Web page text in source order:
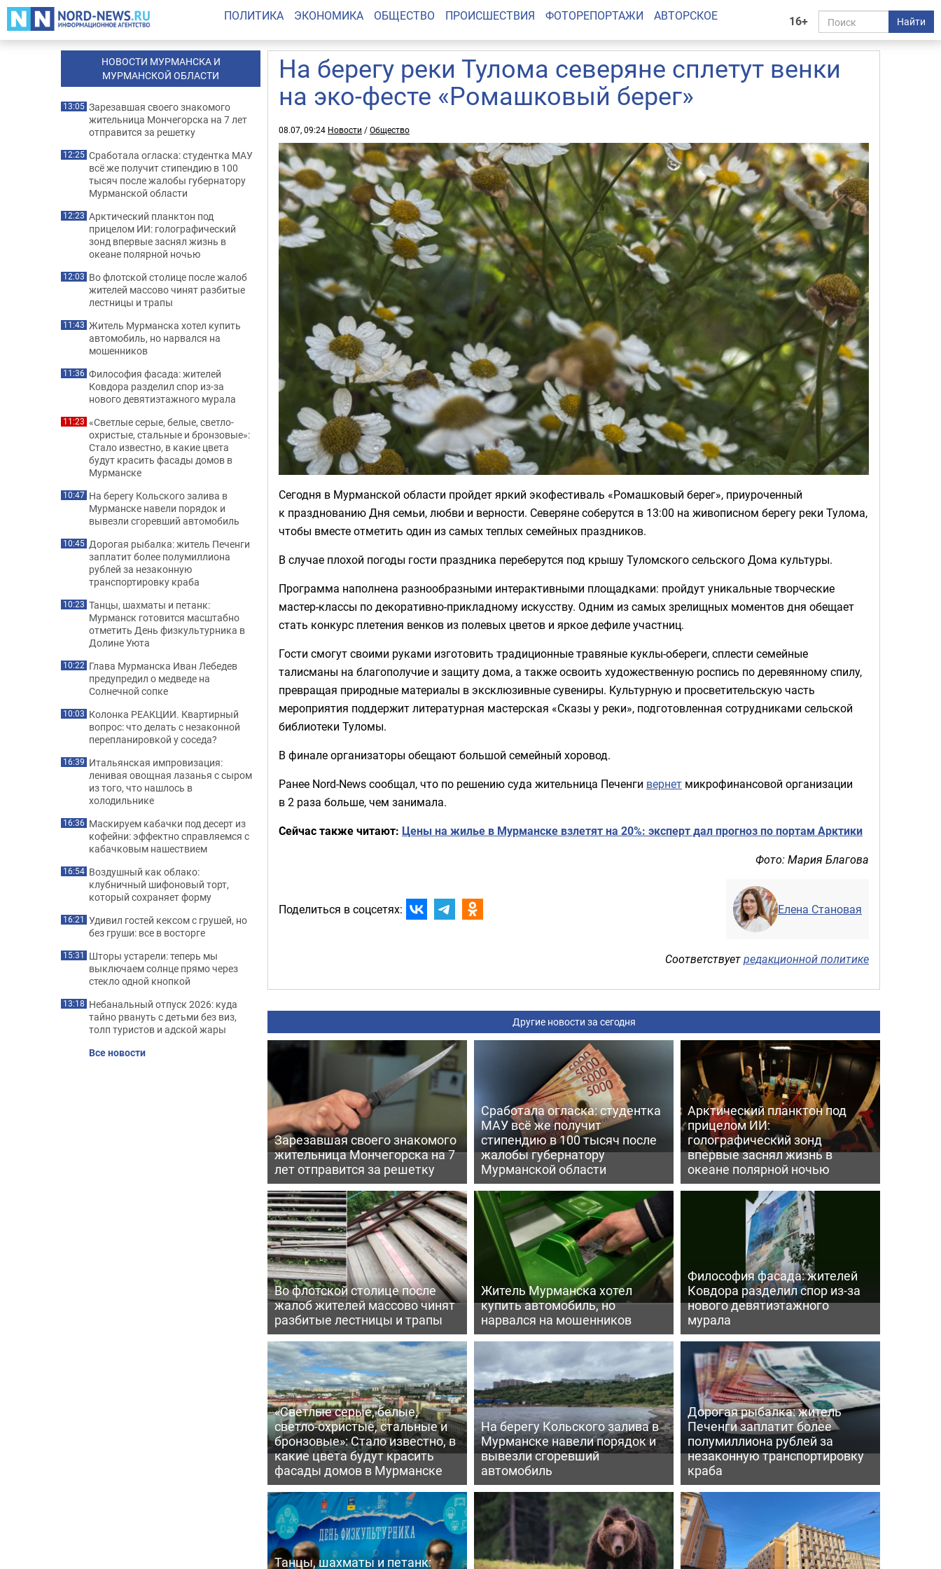
16+ Найти
ПОЛИТИКА ЭКОНОМИКА ОБЩЕСТВО ПРОИСШЕСТВИЯ ФОТОРЕПОРТАЖИ АВТОРСКОЕ
На берегу реки Тулома северяне сплетут венки
на эко-фесте «Ромашковый берег»
08.07, 09:24 Новости /Общество
Сегодня в Мурманской области пройдет яркий экофестиваль «Ромашковый берег», приуроченный
к празднованию Дня семьи, любви и верности. Северяне соберутся в 13:00 на живописном берегу реки Тулома,
чтобы вместе отметить один из самых теплых семейных праздников.
В случае плохой погоды гости праздника переберутся под крышу Туломского сельского Дома культуры.
Программа наполнена разнообразными интерактивными площадками: пройдут уникальные творческие
мастер-классы по декоративно-прикладному искусству. Одним из самых зрелищных моментов дня обещает
стать конкурс плетения венков из полевых цветов и яркое дефиле участниц.
Гости смогут своими руками изготовить традиционные травяные куклы-обереги, сплести семейные
талисманы на благополучие и защиту дома, а также освоить художественную роспись по деревянному спилу,
превращая природные материалы в эксклюзивные сувениры. Культурную и просветительскую часть
мероприятия поддержит литературная мастерская «Сказы у реки», подготовленная сотрудниками сельской
библиотеки Туломы.
В финале организаторы обещают большой семейный хоровод.
Ранее Nord-News сообщал, что по решению суда жительница Печенги вернет микрофинансовой организации
в 2 раза больше, чем занимала.
Сейчас также читают: Цены на жилье в Мурманске взлетят на 20%: эксперт дал прогноз по портам Арктики
Фото: Мария Благова
Поделиться в соцсетях: Елена Становая
Соответствуетредакционной политике
Другие новости за сегодня
Зарезавшая своего знакомого
жительница Мончегорска на 7
лет отправится за решетку
Сработала огласка: студентка
МАУ всё же получит
стипендию в 100 тысяч после
жалобы губернатору
Мурманской области
Арктический планктон под
прицелом ИИ:
голографический зонд
впервые заснял жизнь в
океане полярной ночью
Во флотской столице после
жалоб жителей массово чинят
разбитые лестницы и трапы
Житель Мурманска хотел
купить автомобиль, но
нарвался на мошенников
Философия фасада: жителей
Ковдора разделил спор из-за
нового девятиэтажного
мурала
«Светлые серые, белые,
светло-охристые, стальные и
бронзовые»: Стало известно, в
какие цвета будут красить
фасады домов в Мурманске
На берегу Кольского залива в
Мурманске навели порядок и
вывезли сгоревший
автомобиль
Дорогая рыбалка: житель
Печенги заплатит более
полумиллиона рублей за
незаконную транспортировку
краба
Танцы, шахматы и петанк:
НОВОСТИ МУРМАНСКА И
МУРМАНСКОЙ ОБЛАСТИ
13:05 Зарезавшая своего знакомого
жительница Мончегорска на 7 лет
отправится за решетку
12:25 Сработала огласка: студентка МАУ
всё же получит стипендию в 100
тысяч после жалобы губернатору
Мурманской области
12:23 Арктический планктон под
прицелом ИИ: голографический
зонд впервые заснял жизнь в
океане полярной ночью
12:03 Во флотской столице после жалоб
жителей массово чинят разбитые
лестницы и трапы
11:43 Житель Мурманска хотел купить
автомобиль, но нарвался на
мошенников
11:36 Философия фасада: жителей
Ковдора разделил спор из-за
нового девятиэтажного мурала
11:23 «Светлые серые, белые, светло-
охристые, стальные и бронзовые»:
Стало известно, в какие цвета
будут красить фасады домов в
Мурманске
10:47 На берегу Кольского залива в
Мурманске навели порядок и
вывезли сгоревший автомобиль
10:45 Дорогая рыбалка: житель Печенги
заплатит более полумиллиона
рублей за незаконную
транспортировку краба
10:23 Танцы, шахматы и петанк:
Мурманск готовится масштабно
отметить День физкультурника в
Долине Уюта
10:22 Глава Мурманска Иван Лебедев
предупредил о медведе на
Солнечной сопке
10:03 Колонка РЕАКЦИИ. Квартирный
вопрос: что делать с незаконной
перепланировкой у соседа?
16:39 Итальянская импровизация:
ленивая овощная лазанья с сыром
из того, что нашлось в
холодильнике
16:36 Маскируем кабачки под десерт из
кофейни: эффектно справляемся с
кабачковым нашествием
16:54 Воздушный как облако:
клубничный шифоновый торт,
который сохраняет форму
16:21 Удивил гостей кексом с грушей, но
без груши: все в восторге
15:31 Шторы устарели: теперь мы
выключаем солнце прямо через
стекло одной кнопкой
13:18 Небанальный отпуск 2026: куда
тайно рвануть с детьми без виз,
толп туристов и адской жары
Все новости